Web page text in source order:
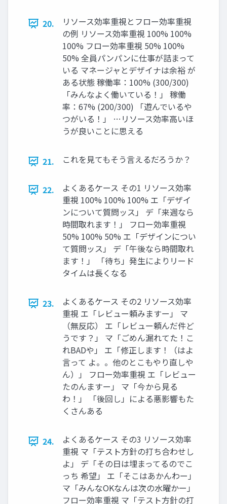
20.
リソース効率重視とフロー効率重視
の例 リソース効率重視 100% 100%
100% フロー効率重視 50% 100%
50% 全員パンパンに仕事が詰まって
いる マネージャとデザイナは余裕 が
ある状態 稼働率：100% (300/300)
「みんなよく働いている！」 稼働
率：67% (200/300) 「遊んでいるや
つがいる！」 …リソース効率高いほ
うが良いことに思える
21. これを見てもそう言えるだろうか？
22.
よくあるケース その1 リソース効率
重視 100% 100% 100% エ「デザイ
ンについて質問ッス」 デ「来週なら
時間取れます！」 フロー効率重視
50% 100% 50% エ「デザインについ
て質問ッス」 デ「午後なら時間取れ
ます！」 「待ち」発生によりリード
タイムは長くなる
23.
よくあるケース その2 リソース効率
重視 エ「レビュー頼みますー」 マ
（無反応） エ「レビュー頼んだ件ど
うです？」 マ「ごめん漏れてた！こ
れBADや」 エ「修正します！（はよ
言って よ。。他のとこもやり直しや
ん）」 フロー効率重視 エ「レビュー
たのんますー」 マ「今から見る
わ！」 「後回し」による悪影響もた
くさんある
24.
よくあるケース その3 リソース効率
重視 マ「テスト方針の打ち合わせし
よ」 デ「その日は埋まってるのでこ
っち 希望」 エ「そこはあかんわー」
マ「みんなOKなんは次の水曜かー」
フロー効率重視 マ「テスト方針の打